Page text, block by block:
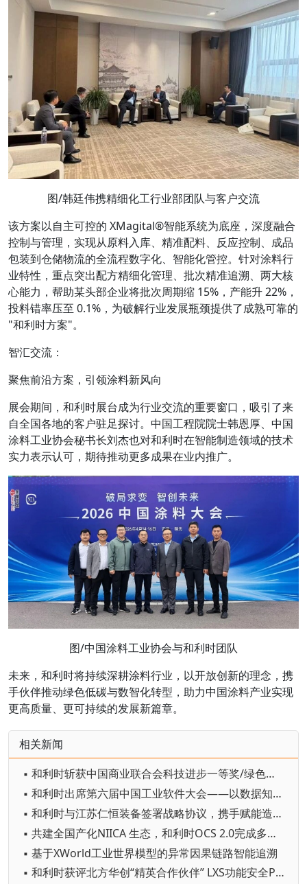
图/韩廷伟携精细化工行业部团队与客户交流
该方案以自主可控的 XMagital®智能系统为底座，深度融合
控制与管理，实现从原料入库、精准配料、反应控制、成品
包装到仓储物流的全流程数字化、智能化管控。针对涂料行
业特性，重点突出配方精细化管理、批次精准追溯、两大核
心能力，帮助某头部企业将批次周期缩 15%，产能升 22%，
投料错率压至 0.1%，为破解行业发展瓶颈提供了成熟可靠的
"和利时方案"。
智汇交流：
聚焦前沿方案，引领涂料新风向
展会期间，和利时展台成为行业交流的重要窗口，吸引了来
自全国各地的客户驻足探讨。中国工程院院士韩恩厚、中国
涂料工业协会秘书长刘杰也对和利时在智能制造领域的技术
实力表示认可，期待推动更多成果在业内推广。
图/中国涂料工业协会与和利时团队
未来，和利时将持续深耕涂料行业，以开放创新的理念，携
手伙伴推动绿色低碳与数智化转型，助力中国涂料产业实现
更高质量、更可持续的发展新篇章。
相关新闻
▪ 和利时斩获中国商业联合会科技进步一等奖/绿色电-氢 -氨一体化技术助力双碳转型
▪ 和利时出席第六届中国工业软件大会——以数据知识双轮驱动赋能工业AI革新
▪ 和利时与江苏仁恒装备签署战略协议，携手赋能造纸行业高质量发展
▪ 共建全国产化NIICA 生态，和利时OCS 2.0完成多厂商兼容认证
▪ 基于XWorld工业世界模型的异常因果链路智能追溯
▪ 和利时获评北方华创“精英合作伙伴” LXS功能安全PLC 护航半导体装备国产化